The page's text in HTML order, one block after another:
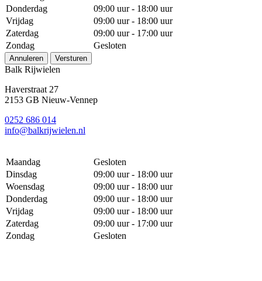
Donderdag
09:00 uur - 18:00 uur
Vrijdag
09:00 uur - 18:00 uur
Zaterdag
09:00 uur - 17:00 uur
Zondag
Gesloten
Annuleren Versturen
Balk Rijwielen
Haverstraat 27
2153 GB Nieuw-Vennep
0252 686 014
info@balkrijwielen.nl
Maandag
Gesloten
Dinsdag
09:00 uur - 18:00 uur
Woensdag
09:00 uur - 18:00 uur
Donderdag
09:00 uur - 18:00 uur
Vrijdag
09:00 uur - 18:00 uur
Zaterdag
09:00 uur - 17:00 uur
Zondag
Gesloten